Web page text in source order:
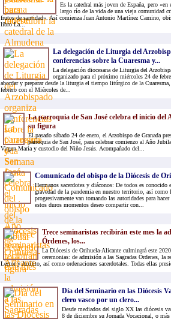
Es la catedral más joven de España, pero «en
largo río de la vida de una vieja comunidad
frutos de santidad». Así comienza Juan Antonio Martínez Camino,
libro La...
La delegación de Liturgia del
conferencias sobre la Cuaresma y...
La delegación diocesana de Liturgia del
organizado para el próximo miércoles 24 de
abordar y preparar desde la liturgia el tiempo litúrgico de la
febrero con el Miércoles de...
La parroquia de San José celebra el inicio del
su figura
El pasado sábado 24 de enero, el Arzobispo de Granada
parroquia de San José, para celebrar comienzo al Año
Virgen María y custodio del Niño Jesús. Acompañado del...
Comunicado del obispo de la Diócesis de
Hermanos sacerdotes y diáconos: De todos es conocido
gravedad de la pandemia en nuestro territorio, así como
progresivamente van tomando las autoridades para
estos duros momentos deseo compartir con...
Trece seminaristas recibirán este mes la
Órdenes, los...
La Diócesis de Orihuela-Alicante culminará este
ceremonias: de admisión a las Sagradas Órdenes, la
Lector y Acólito, así como ordenaciones sacerdotales. Todas ellas
Día del Seminario en las Diócesis
clero vasco por un clero...
Desde mediados del siglo XX las diócesis
8 de diciembre su Jornada Vocacional, o